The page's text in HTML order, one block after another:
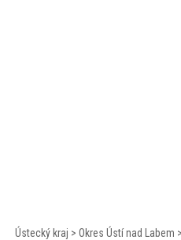
Ústecký kraj > Okres Ústí nad Labem >